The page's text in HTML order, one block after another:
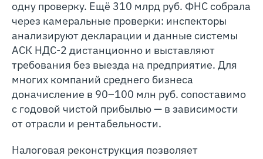
одну проверку. Ещё 310 млрд руб. ФНС собрала
через камеральные проверки: инспекторы
анализируют декларации и данные системы
АСК НДС-2 дистанционно и выставляют
требования без выезда на предприятие. Для
многих компаний среднего бизнеса
доначисление в 90–100 млн руб. сопоставимо
с годовой чистой прибылью — в зависимости
от отрасли и рентабельности.
Налоговая реконструкция позволяет